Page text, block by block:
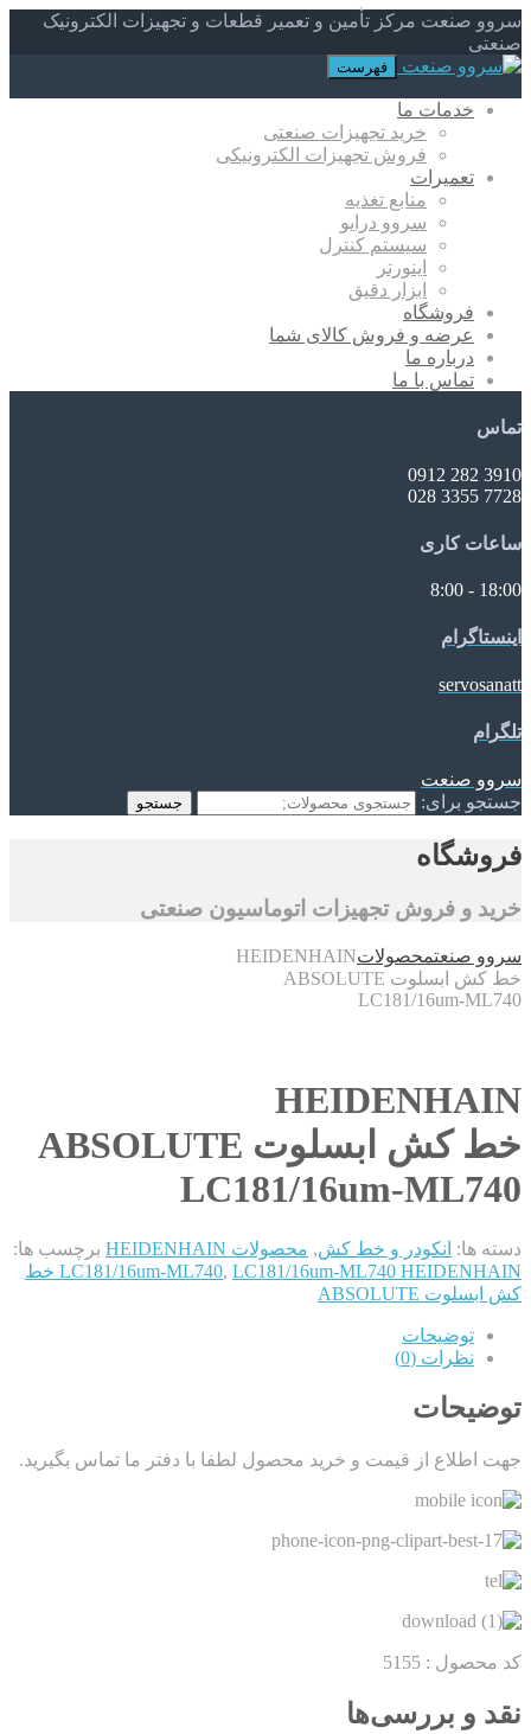
سروو صنعت مرکز تأمین و تعمیر قطعات و تجهیزات الکترونیک
صنعتی
فهرست
خدمات ما
خرید تجهیزات صنعتی
فروش تجهیزات الکترونیکی
تعمیرات
منابع تغذیه
سروو درایو
سیستم کنترل
اینورتر
ابزار دقیق
فروشگاه
عرضه و فروش کالای شما
درباره ما
تماس با ما
تماس
3910 282 0912
7728 3355 028
ساعات کاری
18:00 - 8:00
اینستاگرام
servosanatt
تلگرام
سروو صنعت
جستجو برای:
جستجو
فروشگاه
خرید و فروش تجهیزات اتوماسیون صنعتی
سروو صنعتمحصولاتHEIDENHAIN
خط کش ابسلوت ABSOLUTE
LC181/16um-ML740
HEIDENHAIN
خط کش ابسلوت ABSOLUTE
LC181/16um-ML740
دسته ها: انکودر و خط کش, محصولات HEIDENHAIN
برچسب ها:
LC181/16um-ML740,
LC181/16um-ML740 HEIDENHAIN خط
کش ابسلوت ABSOLUTE
توضیحات
نظرات (0)
توضیحات
جهت اطلاع از قیمت و خرید محصول لطفا با دفتر ما تماس بگیرید.
کد محصول : 5155
نقد و بررسی‌ها